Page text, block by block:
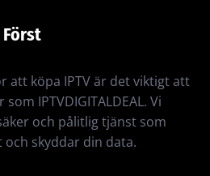
Först
att köpa IPTV är det viktigt att
IPTVDIGITALDEAL. Vi
och pålitlig tjänst som
skyddar din data.